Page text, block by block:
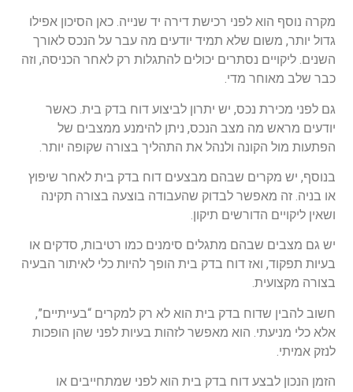
מקרה נוסף הוא לפני רכישת דירה יד שנייה. כאן הסיכון אפילו
גדול יותר, משום שלא תמיד יודעים מה עבר על הנכס לאורך
השנים. ליקויים נסתרים יכולים להתגלות רק לאחר הכניסה, וזה
כבר שלב מאוחר מדי.
גם לפני מכירת נכס, יש יתרון לביצוע דוח בדק בית. כאשר
יודעים מראש מה מצב הנכס, ניתן להימנע ממצבים של
הפתעות מול הקונה ולנהל את התהליך בצורה שקופה יותר.
בנוסף, יש מקרים שבהם מבצעים דוח בדק בית לאחר שיפוץ
או בניה. זה מאפשר לבדוק שהעבודה בוצעה בצורה תקינה
ושאין ליקויים הדורשים תיקון.
יש גם מצבים שבהם מתגלים סימנים כמו רטיבות, סדקים או
בעיות תפקוד, ואז דוח בדק בית הופך להיות כלי לאיתור הבעיה
בצורה מקצועית.
חשוב להבין שדוח בדק בית הוא לא רק למקרים “בעייתיים”,
אלא כלי מניעתי. הוא מאפשר לזהות בעיות לפני שהן הופכות
לנזק אמיתי.
הזמן הנכון לבצע דוח בדק בית הוא לפני שמתחייבים או